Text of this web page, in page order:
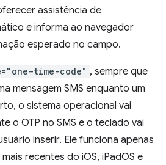
assistência de
e informa ao navegador
esperado no campo.
time-code" , sempre que
mensagem SMS enquanto um
o sistema operacional vai
o OTP no SMS e o teclado vai
inserir. Ele funciona apenas
recentes do iOS, iPadOS e